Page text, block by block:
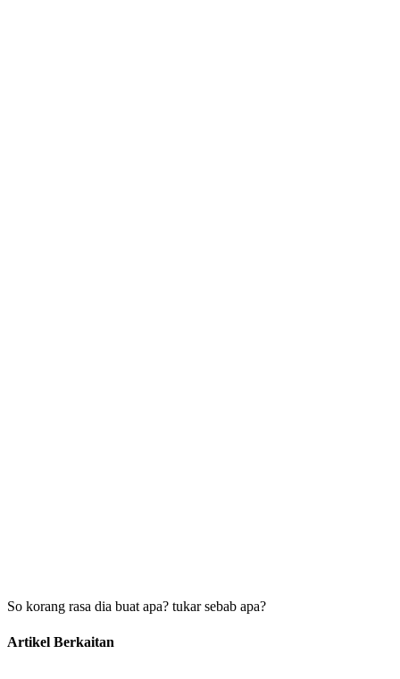
So korang rasa dia buat apa? tukar sebab apa?
Artikel Berkaitan